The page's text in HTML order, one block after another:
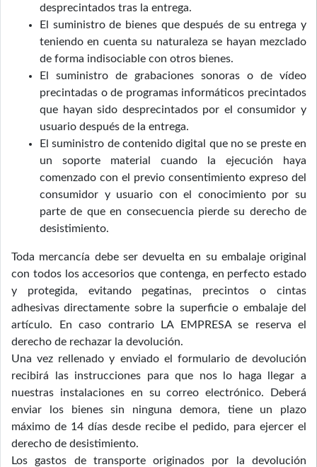
desprecintados tras la entrega.
El suministro de bienes que después de su entrega y
teniendo en cuenta su naturaleza se hayan mezclado
de forma indisociable con otros bienes.
El suministro de grabaciones sonoras o de vídeo
precintadas o de programas informáticos precintados
que hayan sido desprecintados por el consumidor y
usuario después de la entrega.
El suministro de contenido digital que no se preste en
un soporte material cuando la ejecución haya
comenzado con el previo consentimiento expreso del
consumidor y usuario con el conocimiento por su
parte de que en consecuencia pierde su derecho de
desistimiento.
Toda mercancía debe ser devuelta en su embalaje original
con todos los accesorios que contenga, en perfecto estado
y protegida, evitando pegatinas, precintos o cintas
adhesivas directamente sobre la superficie o embalaje del
artículo. En caso contrario LA EMPRESA se reserva el
derecho de rechazar la devolución.
Una vez rellenado y enviado el formulario de devolución
recibirá las instrucciones para que nos lo haga llegar a
nuestras instalaciones en su correo electrónico. Deberá
enviar los bienes sin ninguna demora, tiene un plazo
máximo de 14 días desde recibe el pedido, para ejercer el
derecho de desistimiento.
Los gastos de transporte originados por la devolución